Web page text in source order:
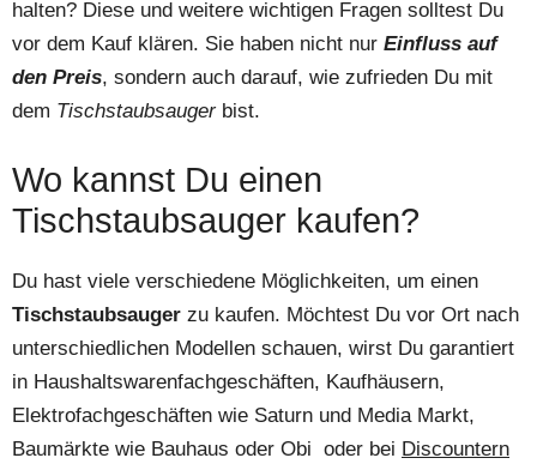
halten? Diese und weitere wichtigen Fragen solltest Du
vor dem Kauf klären. Sie haben nicht nur Einfluss auf
den Preis, sondern auch darauf, wie zufrieden Du mit
dem Tischstaubsaugerbist.
Wo kannst Du einen
Tischstaubsauger kaufen?
Du hast viele verschiedene Möglichkeiten, um einen
Tischstaubsauger zu kaufen. Möchtest Du vor Ort nach
unterschiedlichen Modellen schauen, wirst Du garantiert
in Haushaltswarenfachgeschäften, Kaufhäusern,
Elektrofachgeschäften wie Saturn und Media Markt,
Baumärkte wie Bauhaus oder Obi oder bei Discountern